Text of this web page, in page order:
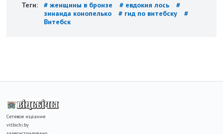
Теги: # женщины в бронзе # евдокия лось
#
зинаида конопелько
# гид по витебску
#
Витебск
Сетевое издание
vitbichi.by